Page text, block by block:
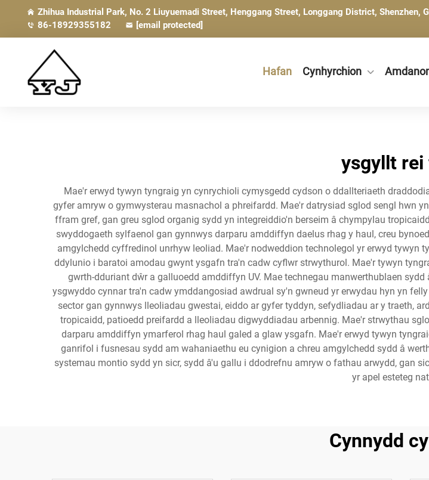
Zhihua Industrial Park, No. 2 Liuyuemadi Street, Henggang Street, Longgang District, Shenzhen,
86-18929355182
[email protected]
Hafan Cynhyrchion
ysgyllt rei
Mae'r erwyd tywyn tyngraig yn cynrychioli cymysgedd cydson o ddallteriaeth
gyfer amryw o gymwysterau masnachol a phreifardd. Mae'r datrysiad sglod sengl hwn
ffram gref, gan greu sglod organig sydd yn integreiddio'n berseim â chympylau
swyddogaeth sylfaenol gan gynnwys darparu amddiffyn daelus rhag y haul, creu
amgylchedd cyffredinol unrhyw leoliad. Mae'r nodweddion technolegol yr erwyd
ddylunio i baratoi amodau gwynt ysgafn tra'n cadw cyflwr strwythurol. Mae'r tywyn
gwrth-dduriant dŵr a galluoedd amddiffyn UV. Mae technegau manwerthublaen
ysgwyddo cynnar tra'n cadw ymddangosiad awdrual sy'n gwneud yr erwydau hyn yn
sector gan gynnwys lleoliadau gwestai, eiddo ar gyfer tyddyn, sefydliadau ar y traeth,
tropicaidd, patioedd preifardd a lleoliadau digwyddiadau arbennig. Mae'r strwythau
darparu amddiffyn ymarferol rhag haul galed a glaw ysgafn. Mae'r erwyd tywyn
ganrifol i fusnesau sydd am wahaniaethu eu cynigion a chreu amgylchedd sydd â
systemau montio sydd yn sicr, sydd â'u gallu i ddodrefnu amryw o fathau arwydd, gan
yr apel esteteg
Cynnydd